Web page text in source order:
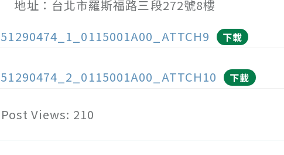
址：台北市羅斯福路三段272號8樓
下載
下載
Post Views: 210